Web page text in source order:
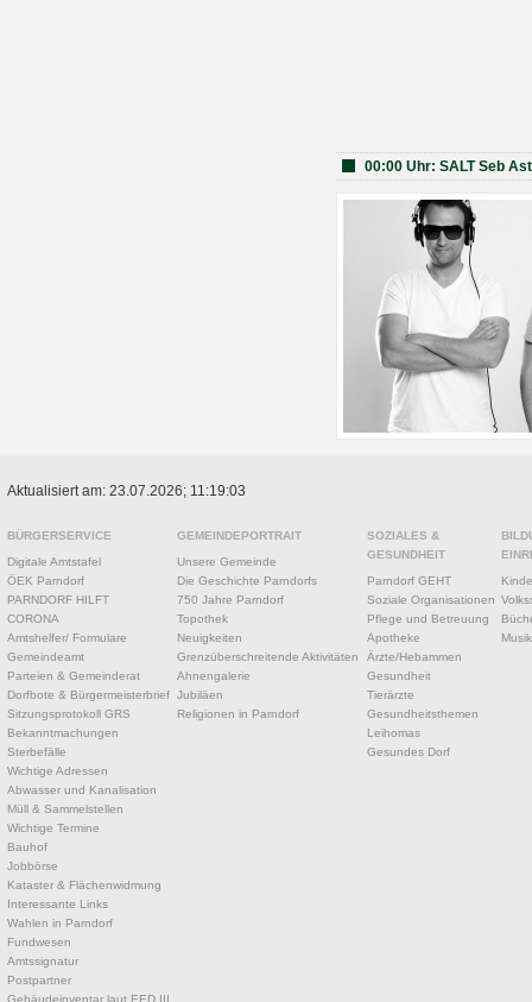
00:00 Uhr: SALT Seb
Aktualisiert am: 23.07.2026; 11:19:03
BÜRGERSERVICE
Digitale Amtstafel
ÖEK Parndorf
PARNDORF HILFT
CORONA
Amtshelfer/ Formulare
Gemeindeamt
Parteien & Gemeinderat
Dorfbote & Bürgermeisterbrief
Sitzungsprotokoll GRS
Bekanntmachungen
Sterbefälle
Wichtige Adressen
Abwasser und Kanalisation
Müll & Sammelstellen
Wichtige Termine
Bauhof
Jobbörse
Kataster & Flächenwidmung
Interessante Links
Wahlen in Parndorf
Fundwesen
Amtssignatur
Postpartner
Gebäudeinventar laut EED III
GEMEINDEPORTRAIT
Unsere Gemeinde
Die Geschichte Parndorfs
750 Jahre Parndorf
Topothek
Neuigkeiten
Grenzüberschreitende Aktivitäten
Ahnengalerie
Jubiläen
Religionen in Parndorf
SOZIALES &
GESUNDHEIT
Parndorf GEHT
Soziale Organisationen
Pflege und Betreuung
Apotheke
Ärzte/Hebammen
Gesundheit
Tierärzte
Gesundheitsthemen
Leihomas
Gesundes Dorf